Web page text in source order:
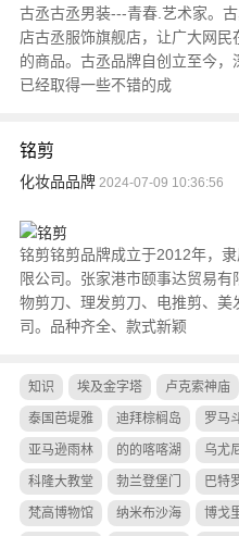
古丞古丞男装---青春.艺术家。
店古丞服饰旗舰店，让广大网
的商品。古丞品牌自创立至今
已经取得一些不错的成
铭剪
化妆品品牌2024-07-09 10:36:56
铭剪铭剪品牌成立于2012年，
限公司。张家港市颐事达贸易
物剪刀、理发剪刀、电推剪、
司。品种齐全、款式新颖
知识 埃及金字塔 卢克索神庙
泰国芭堤雅 迪拜棕榈岛 罗马
亚马逊雨林 的的喀喀湖 乌尤
科隆大教堂 勃兰登堡门 巴特
梵高博物馆 纳米布沙海 博戈